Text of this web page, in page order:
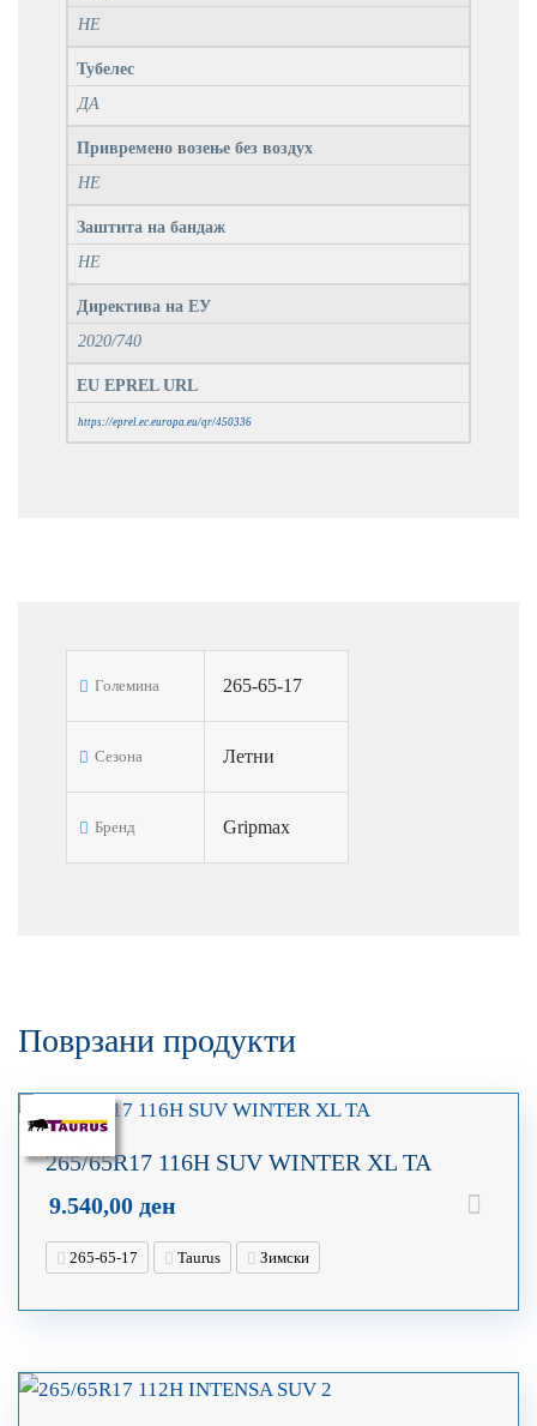
НЕ
Тубелес
ДА
Привремено возење без воздух
НЕ
Заштита на бандаж
НЕ
Директива на ЕУ
2020/740
EU EPREL URL
https://eprel.ec.europa.eu/qr/450336
Големина 265-65-17
Сезона Летни
Бренд Gripmax
Поврзани продукти
265/65R17 116H SUV WINTER XL TA
9.540,00 ден
265-65-17 Taurus Зимски